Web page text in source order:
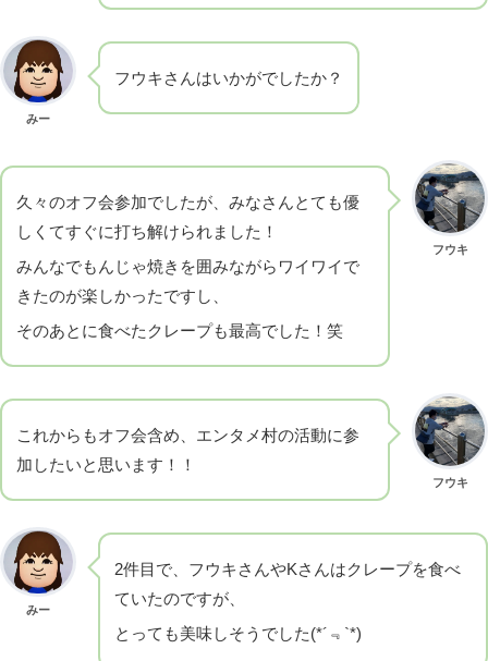
みー
フウキさんはいかがでしたか？
フウキ
久々のオフ会参加でしたが、みなさんとても優
しくてすぐに打ち解けられました！
みんなでもんじゃ焼きを囲みながらワイワイで
きたのが楽しかったですし、
そのあとに食べたクレープも最高でした！笑
フウキ
これからもオフ会含め、エンタメ村の活動に参
加したいと思います！！
みー
2件目で、フウキさんやKさんはクレープを食べ
ていたのですが、
とっても美味しそうでした(*´﹃`*)